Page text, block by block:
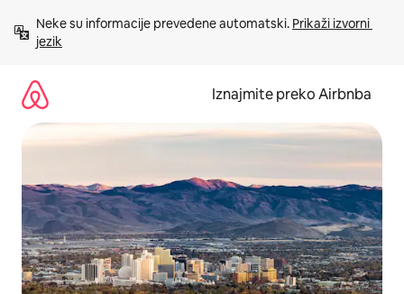
sadržaj
Neke su informacije prevedene automatski. Prikaži izvorni
jezik
Iznajmite preko Airbnba